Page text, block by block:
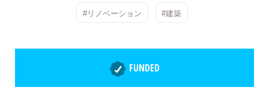
#リノベーション #建築
FUNDED